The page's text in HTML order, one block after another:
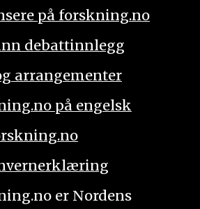
på forskning.no
debattinnlegg
arrangementer
på engelsk
er Nordens